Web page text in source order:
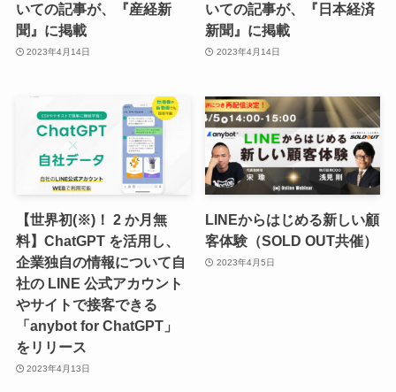
いての記事が、『産経新
聞』に掲載
2023年4月14日
いての記事が、『日本経済
新聞』に掲載
2023年4月14日
【世界初(※)！ 2 か月無
料】ChatGPT を活用し、
企業独自の情報について自
社の LINE 公式アカウント
やサイトで接客できる
「anybot for ChatGPT」
をリリース
2023年4月13日
LINEからはじめる新しい顧
客体験（SOLD OUT共催）
2023年4月5日